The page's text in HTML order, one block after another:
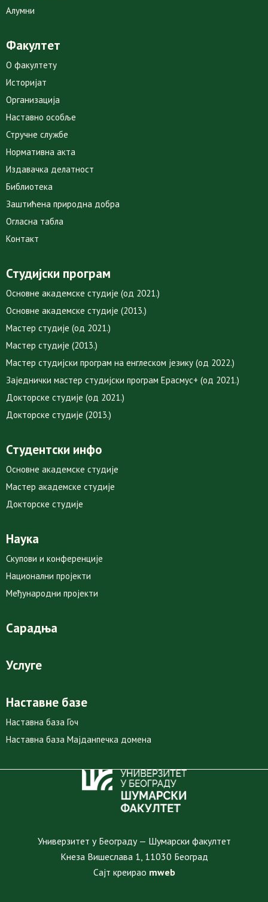
Алумни
Факултет
О факултету
Историјат
Организација
Наставно особље
Стручне службе
Нормативна акта
Издавачка делатност
Библиотека
Заштићена природна добра
Огласна табла
Контакт
Студијски програм
Основне академске студије (од 2021.)
Основне академске студије (2013.)
Мастер студије (од 2021.)
Мастер студије (2013.)
Мастер студијски програм на енглеском језику (од 2022.)
Заједнички мастер студијски програм Ерасмус+ (од 2021.)
Докторске студије (од 2021.)
Докторске студије (2013.)
Студентски инфо
Основне академске студије
Мастер академске студије
Докторске студије
Наука
Скупови и конференције
Национални пројекти
Међународни пројекти
Сарадња
Услуге
Наставне базе
Наставна база Гоч
Наставна база Мајданпечка домена
Универзитет у Београду — Шумарски факултет
Кнеза Вишеслава 1, 11030 Београд
Сајт креирао mweb